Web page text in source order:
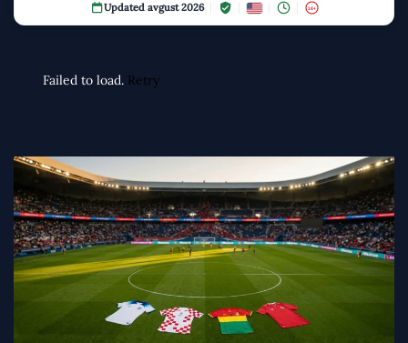
Updated avgust 2026 18+
Failed to load. Retry